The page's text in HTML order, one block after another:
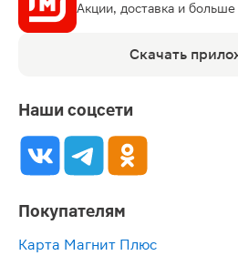
Акции, доставка и больше
Скачать
Наши соцсети
Покупателям
Карта Магнит Плюс